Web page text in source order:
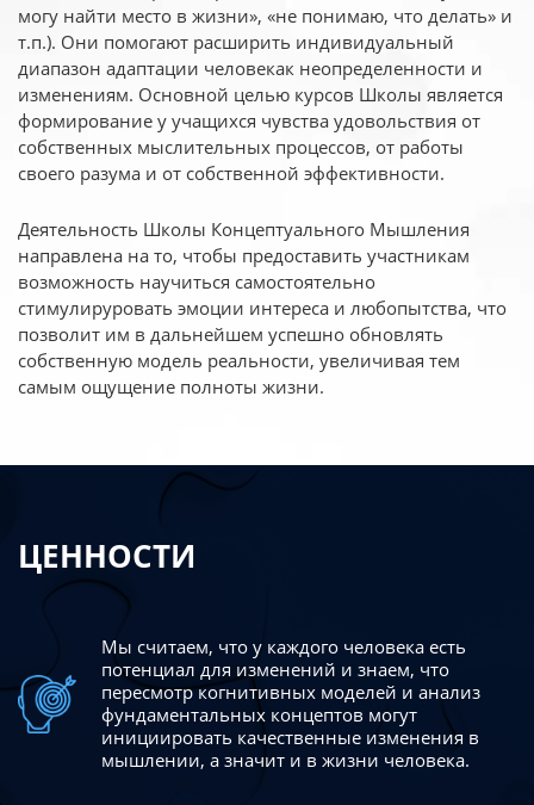
могу найти место в жизни», «не понимаю, что делать» и
т.п.). Они помогают расширить индивидуальный
диапазон адаптации человекак неопределенности и
изменениям. Основной целью курсов Школы является
формирование у учащихся чувства удовольствия от
собственных мыслительных процессов, от работы
своего разума и от собственной эффективности.
Деятельность Школы Концептуального Мышления
направлена на то, чтобы предоставить участникам
возможность научиться самостоятельно
стимулируровать эмоции интереса и любопытства, что
позволит им в дальнейшем успешно обновлять
собственную модель реальности, увеличивая тем
самым ощущение полноты жизни.
ЦЕННОСТИ
Мы считаем, что у каждого человека есть
потенциал для изменений и знаем, что
пересмотр когнитивных моделей и анализ
фундаментальных концептов могут
инициировать качественные изменения в
мышлении, а значит и в жизни человека.